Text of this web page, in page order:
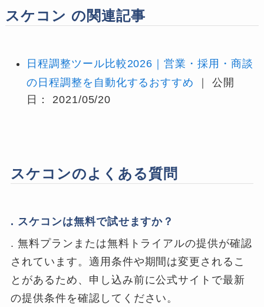
スケコン の関連記事
日程調整ツール比較2026｜営業・採用・商談
の日程調整を自動化するおすすめ
｜ 公開
日： 2021/05/20
スケコンのよくある質問
. スケコンは無料で試せますか？
. 無料プランまたは無料トライアルの提供が確認
されています。適用条件や期間は変更されるこ
とがあるため、申し込み前に公式サイトで最新
の提供条件を確認してください。